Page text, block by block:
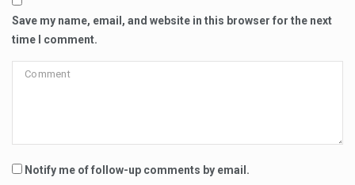
Save my name, email, and website in this browser for the next
time I comment.
Notify me of follow-up comments by email.